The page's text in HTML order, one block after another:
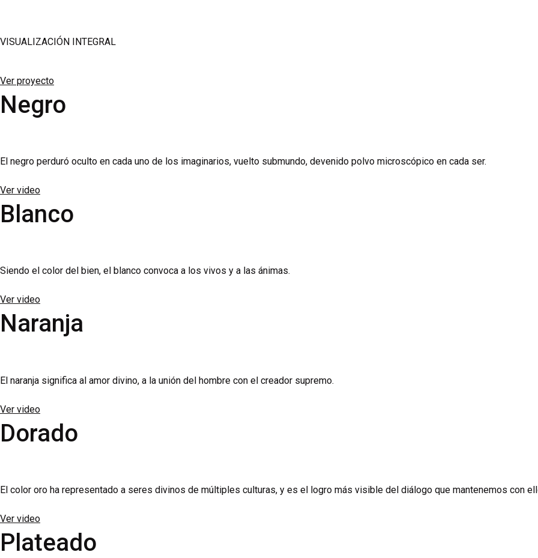
VISUALIZACIÓN INTEGRAL
Syndrom bei Katarakt-OPs erhöhen kann – auch noch nach Absetzen. Bei Flomax Tabletten senkt die Einnahme direkt nach
orthostatische Nebenwirkungen im Vergleich zur Nüchterneinnahme reduzieren. Vor elektiven Augenoperationen sollte die
Ver proyecto
Negro
El negro perduró oculto en cada uno de los imaginarios, vuelto submundo, devenido polvo microscópico en cada ser.
Ver video
Blanco
Siendo el color del bien, el blanco convoca a los vivos y a las ánimas.
Ver video
Naranja
El naranja significa al amor divino, a la unión del hombre con el creador supremo.
Ver video
Dorado
El color oro ha representado a seres divinos de múltiples culturas, y es el logro más visible del diálogo que mantenemos con
Ver video
Plateado